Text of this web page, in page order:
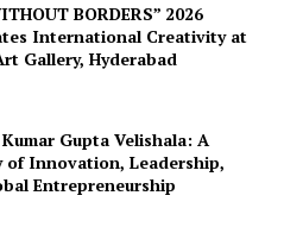
BORDERS” 2026
International Creativity at
Gallery, Hyderabad
Gupta Velishala: A
of Innovation, Leadership,
Entrepreneurship